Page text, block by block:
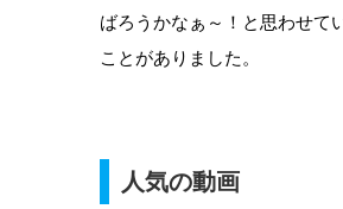
ばろうかなぁ～！と思わせて
ことがありました。
人気の動画